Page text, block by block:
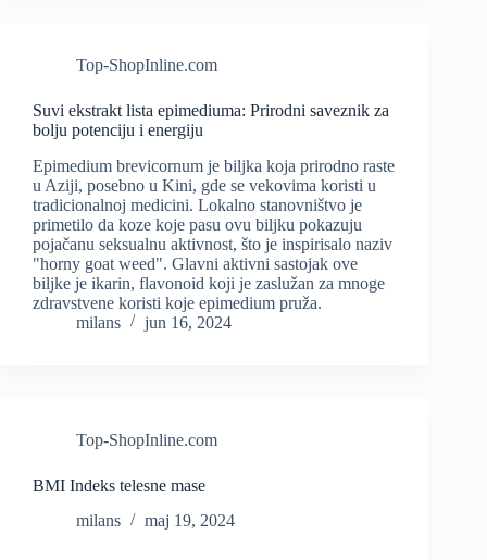
Top-ShopInline.com
Suvi ekstrakt lista epimediuma: Prirodni saveznik za
bolju potenciju i energiju
Epimedium brevicornum je biljka koja prirodno raste
u Aziji, posebno u Kini, gde se vekovima koristi u
tradicionalnoj medicini. Lokalno stanovništvo je
primetilo da koze koje pasu ovu biljku pokazuju
pojačanu seksualnu aktivnost, što je inspirisalo naziv
"horny goat weed". Glavni aktivni sastojak ove
biljke je ikarin, flavonoid koji je zaslužan za mnoge
zdravstvene koristi koje epimedium pruža.
milans
jun 16, 2024
Top-ShopInline.com
BMI Indeks telesne mase
milans
maj 19, 2024